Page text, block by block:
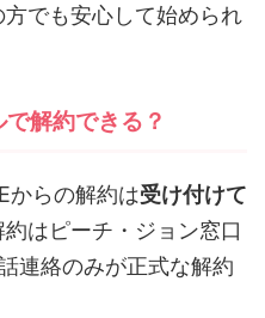
でも安心して始められ
解約できる？
からの解約は受け付けて
はピーチ・ジョン窓口
連絡のみが正式な解約